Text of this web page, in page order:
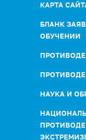
КАРТА
БЛАНК
ОБУЧЕНИИ
НАУКА И